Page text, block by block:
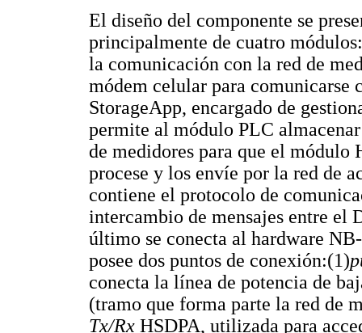
El diseño del componente se
principalmente de cuatro
la comunicación con la red de
módem celular para
StorageApp, encargado de
permite al módulo PLC
de medidores para que el módulo
procese y los envíe por la red de
contiene el protocolo de
intercambio de mensajes entre el
último se conecta al hardware
posee dos puntos de conexión:(1)
conecta la línea de potencia de
(tramo que forma parte la red de
Tx/Rx HSDPA, utilizada para